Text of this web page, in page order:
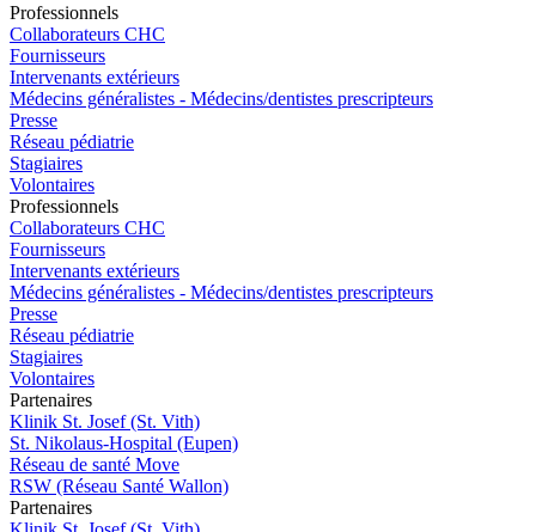
Professionnels
Collaborateurs CHC
Fournisseurs
Intervenants extérieurs
Médecins généralistes - Médecins/dentistes prescripteurs
Presse
Réseau pédiatrie
Stagiaires
Volontaires
Professionnels
Collaborateurs CHC
Fournisseurs
Intervenants extérieurs
Médecins généralistes - Médecins/dentistes prescripteurs
Presse
Réseau pédiatrie
Stagiaires
Volontaires
Partenaires
Klinik St. Josef (St. Vith)
St. Nikolaus-Hospital (Eupen)
Réseau de santé Move
RSW (Réseau Santé Wallon)
Partenaires